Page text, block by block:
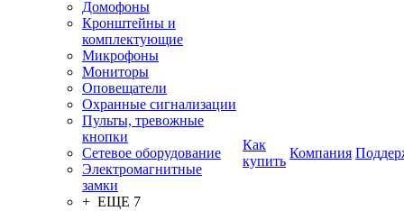
Домофоны
Кронштейны и
комплектующие
Микрофоны
Мониторы
Оповещатели
Охранные сигнализации
Пульты, тревожные
кнопки
Сетевое оборудование
Электромагнитные
замки
+ ЕЩЕ 7
Как
купить
Компания